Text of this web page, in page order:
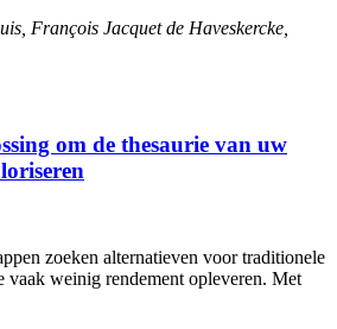
François Jacquet de Haveskercke,
om de thesaurie van uw
zoeken alternatieven voor traditionele
vaak weinig rendement opleveren. Met